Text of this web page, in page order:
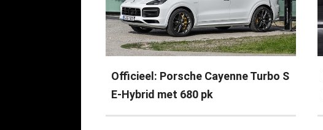
Officieel: Porsche Cayenne Turbo S
E-Hybrid met 680 pk